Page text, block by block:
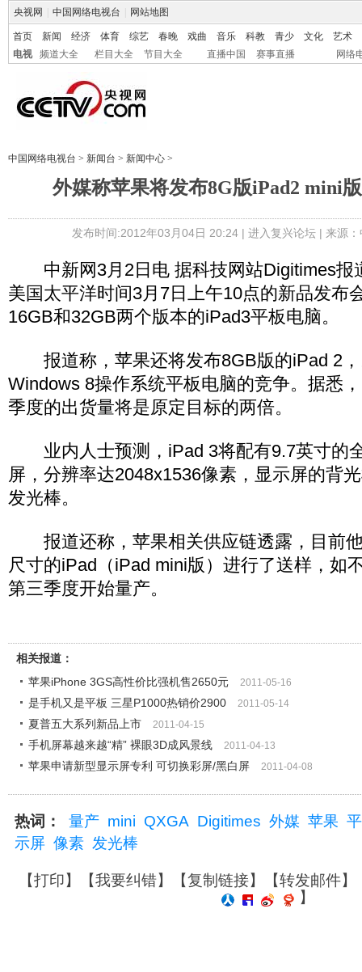
央视网 中国网络电视台 网站地图
首页 新闻 经济 体育 综艺 春晚 戏曲 音乐 科教 青少 文化
艺术
电视
频道大全 栏目大全 节目大全 直播中国 赛事直播 网络
中国网络电视台 > 新闻台 > 新闻中心 >
外媒称苹果将发布8G版iPad2 mini
发布时间:2012年03月04日 20:24 | 进入复兴论坛| 来源
中新网3月2日电 据科技网站Digitimes报
美国太平洋时间3月7日上午10点的新品发布
16GB和32GB两个版本的iPad3平板电脑。
报道称，苹果还将发布8GB版的iPad 2，
Windows 8操作系统平板电脑的竞争。据悉
季度的出货量将是原定目标的两倍。
业内人士预测，iPad 3将配有9.7英寸的
屏，分辨率达2048x1536像素，显示屏的背
发光棒。
报道还称，苹果相关供应链透露，目前
尺寸的iPad（iPad mini版）进行了送样，如
第三季度开始量产。
相关报道：
苹果iPhone 3GS高性价比强机售2650元
2011-05-16
是手机又是平板 三星P1000热销价2900 2011-05-14
夏普五大系列新品上市 2011-04-15
手机屏幕越来越“精” 裸眼3D成风景线 2011-04-13
苹果申请新型显示屏专利 可切换彩屏/黑白屏 2011-04-08
热词： 量产 mini QXGA Digitimes 外媒 苹果
示屏 像素 发光棒
【打印】【我要纠错】【复制链接】【转发邮件】
】